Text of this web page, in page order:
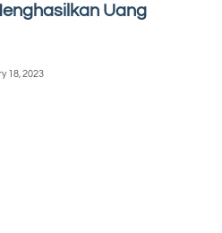
Uang
18, 2023